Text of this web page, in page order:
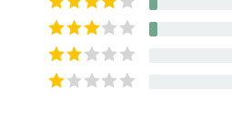
【店舗発売日】
ecostore 2023/8/25
CosmeKitchen 2023/9/1
Biople 2023/9/1